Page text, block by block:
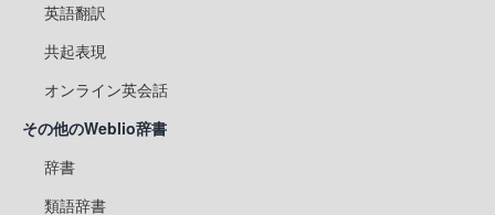
英語翻訳
共起表現
オンライン英会話
その他のWeblio辞書
辞書
類語辞書